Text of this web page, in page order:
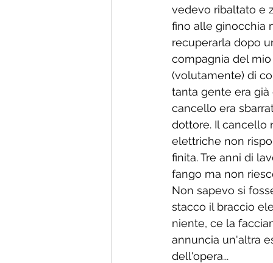
vedevo ribaltato e
fino alle ginocchia
recuperarla dopo
compagnia del
(volutamente) di
tanta gente era
cancello era
dottore. Il cancello
elettriche non
finita. Tre anni di
fango ma non
Non sapevo si
stacco il braccio
niente, ce la
annuncia un'altra
dell'opera...